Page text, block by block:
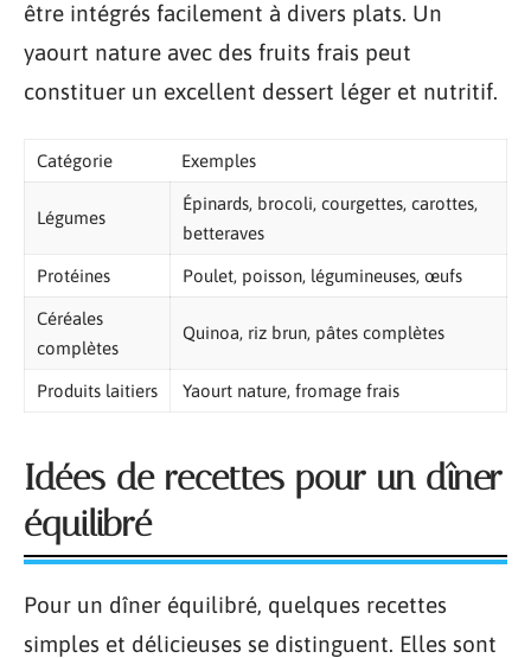
être intégrés facilement à divers plats. Un
yaourt nature avec des fruits frais peut
constituer un excellent dessert léger et nutritif.
Catégorie Exemples
Légumes
Épinards, brocoli, courgettes, carottes,
betteraves
Protéines Poulet, poisson, légumineuses, œufs
Céréales
complètes
Quinoa, riz brun, pâtes complètes
Produits laitiers Yaourt nature, fromage frais
Idées de recettes pour un dîner
équilibré
Pour un dîner équilibré, quelques recettes
simples et délicieuses se distinguent. Elles sont